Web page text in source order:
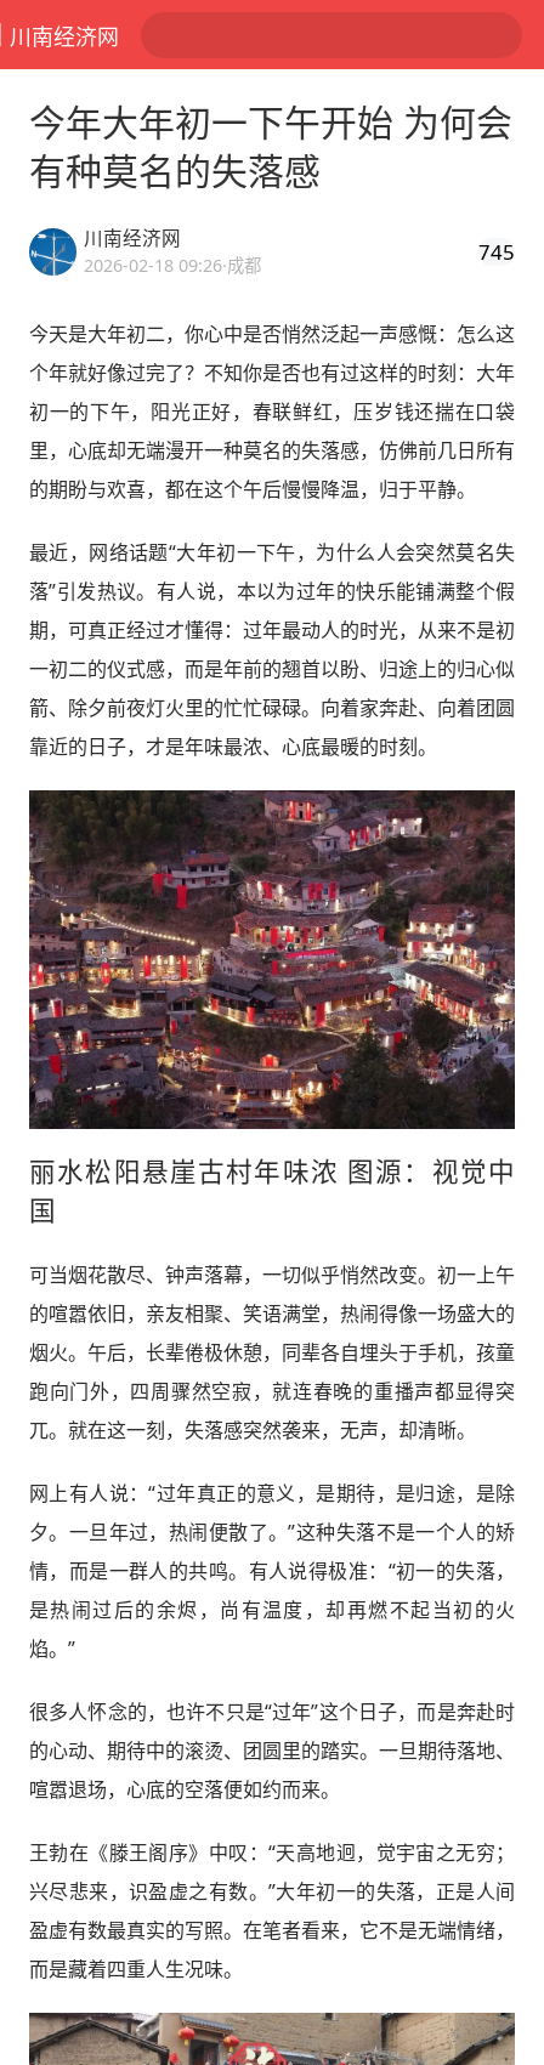
川南经济网
今年大年初一下午开始 为何会
有种莫名的失落感
川南经济网
2026-02-18 09:26·成都 745
今天是大年初二，你心中是否悄然泛起一声感慨：怎么这
个年就好像过完了？不知你是否也有过这样的时刻：大年
初一的下午，阳光正好，春联鲜红，压岁钱还揣在口袋
里，心底却无端漫开一种莫名的失落感，仿佛前几日所有
的期盼与欢喜，都在这个午后慢慢降温，归于平静。
最近，网络话题“大年初一下午，为什么人会突然莫名失
落”引发热议。有人说，本以为过年的快乐能铺满整个假
期，可真正经过才懂得：过年最动人的时光，从来不是初
一初二的仪式感，而是年前的翘首以盼、归途上的归心似
箭、除夕前夜灯火里的忙忙碌碌。向着家奔赴、向着团圆
靠近的日子，才是年味最浓、心底最暖的时刻。
丽水松阳悬崖古村年味浓 图源：视觉中
国
可当烟花散尽、钟声落幕，一切似乎悄然改变。初一上午
的喧嚣依旧，亲友相聚、笑语满堂，热闹得像一场盛大的
烟火。午后，长辈倦极休憩，同辈各自埋头于手机，孩童
跑向门外，四周骤然空寂，就连春晚的重播声都显得突
兀。就在这一刻，失落感突然袭来，无声，却清晰。
网上有人说：“过年真正的意义，是期待，是归途，是除
夕。一旦年过，热闹便散了。”这种失落不是一个人的矫
情，而是一群人的共鸣。有人说得极准：“初一的失落，
是热闹过后的余烬，尚有温度，却再燃不起当初的火
焰。”
很多人怀念的，也许不只是“过年”这个日子，而是奔赴时
的心动、期待中的滚烫、团圆里的踏实。一旦期待落地、
喧嚣退场，心底的空落便如约而来。
王勃在《滕王阁序》中叹：“天高地迥，觉宇宙之无穷；
兴尽悲来，识盈虚之有数。”大年初一的失落，正是人间
盈虚有数最真实的写照。在笔者看来，它不是无端情绪，
而是藏着四重人生况味。